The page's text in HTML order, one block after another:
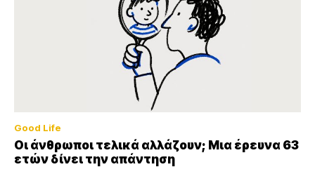
Good Life
Οι άνθρωποι τελικά αλλάζουν; Μια έρευνα 63
ετών δίνει την απάντηση